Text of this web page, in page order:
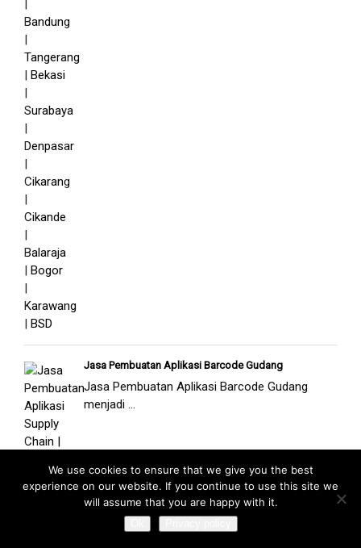
Jasa Pembuatan Aplikasi Barcode Gudang
Jasa Pembuatan Aplikasi Barcode Gudang
menjadi ...
We use cookies to ensure that we give you the best
experience on our website. If you continue to use this site we
will assume that you are happy with it.